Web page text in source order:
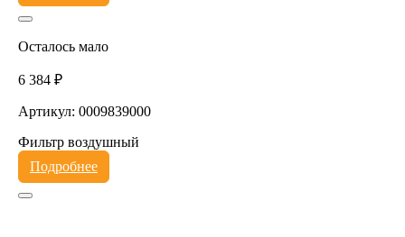
Осталось мало
6 384 ₽
Артикул: 0009839000
Фильтр воздушный
Подробнее